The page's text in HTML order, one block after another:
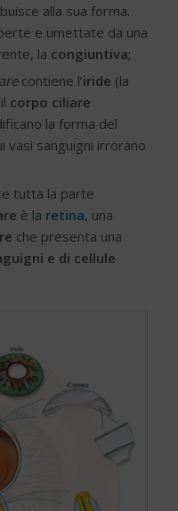
alla sua forma.
e umettate da una
la congiuntiva;
contiene l’iride (la
corpo ciliare
la forma del
vasi sanguigni irrorano
tutta la parte
è la retina, una
che presenta una
e di cellule